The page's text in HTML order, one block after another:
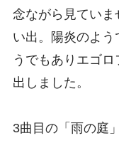
念ながら見てい
い出。陽炎のよう
うでもありエゴ
出しました。
3曲目の「雨の庭